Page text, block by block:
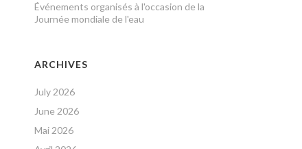
Événements organisés à l'occasion de la
Journée mondiale de l'eau
ARCHIVES
July 2026
June 2026
Mai 2026